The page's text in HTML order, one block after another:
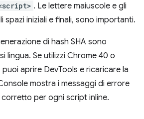
. Le lettere maiuscole e gli
spazi iniziali e finali, sono importanti.
di hash SHA sono
lingua. Se utilizzi Chrome 40 o
aprire DevTools e ricaricare la
mostra i messaggi di errore
per ogni script inline.